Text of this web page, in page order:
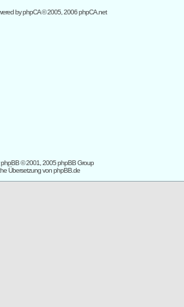
byphpCA© 2005, 2006 phpCA.net
phpBB© 2001, 2005 phpBB Group
Übersetzung vonphpBB.de